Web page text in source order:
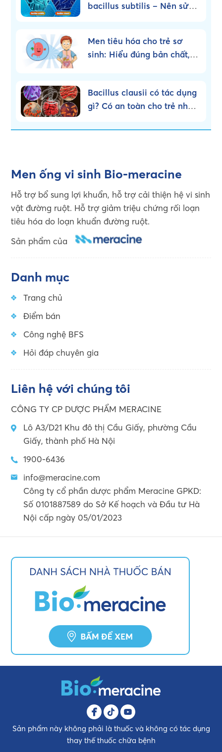
bacillus subtilis – Nên sử
Men tiêu hóa cho trẻ sơ
sinh: Hiểu đúng bản chất,
Bacillus clausii có tác dụng
gì? Có an toàn cho trẻ nhỏ
Men ống vi sinh Bio-meracine
Hỗ trợ bổ sung lợi khuẩn, hỗ trợ cải thiện hệ vi sinh
vật đường ruột. Hỗ trợ giảm triệu chứng rối loạn
tiêu hóa do loạn khuẩn đường ruột.
Sản phẩm của
Danh mục
Trang chủ
Điểm bán
Công nghệ BFS
Hỏi đáp chuyên gia
Liên hệ với chúng tôi
CÔNG TY CP DƯỢC PHẨM MERACINE
Lô A3/D21 Khu đô thị Cầu Giấy, phường Cầu
Giấy, thành phố Hà Nội
1900-6436
info@meracine.com
Công ty cổ phần dược phẩm Meracine GPKD:
Số 0101887589 do Sở Kế hoạch và Đầu tư Hà
Nội cấp ngày 05/01/2023
Sản phẩm này không phải là thuốc và không có tác dụng
thay thế thuốc chữa bệnh